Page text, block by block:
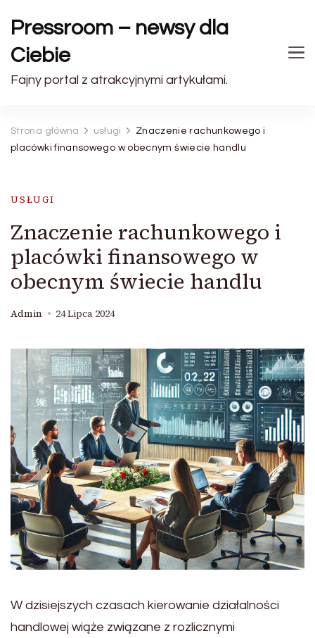
Pressroom – newsy dla
Ciebie
Fajny portal z atrakcyjnymi artykułami.
Strona główna usługi
Znaczenie rachunkowego i
placówki finansowego w obecnym świecie handlu
USŁUGI
Znaczenie rachunkowego i
placówki finansowego w
obecnym świecie handlu
Admin 24 Lipca 2024
W dzisiejszych czasach kierowanie działalności
handlowej wiąże związane z rozlicznymi